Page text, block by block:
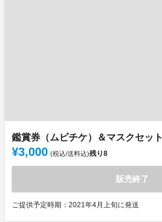
鑑賞券（ムビチケ）＆マスクセット
¥3,000 (税込/送料込)残り8
販売終了
ご提供予定時期：2021年4月上旬に発送